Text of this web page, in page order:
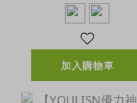
機立體聲 | 支援
APP | 無線麥克
風
加入購物車